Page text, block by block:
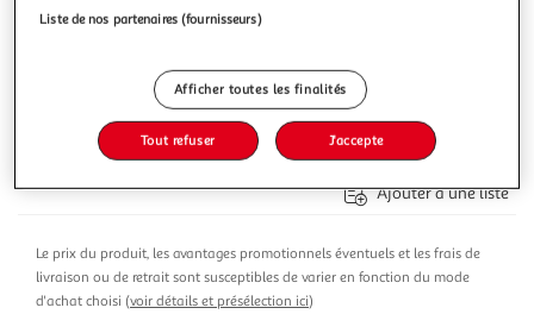
A partir de 2,00€
Plus d'options
Multishop
16,32€
Ajouter au panier
Ajouter à une liste
Le prix du produit, les avantages promotionnels éventuels et les frais de
livraison ou de retrait sont susceptibles de varier en fonction du mode
d'achat choisi (voir détails et présélection ici)
Liste de nos partenaires (fournisseurs)
Afficher toutes les finalités
Tout refuser J'accepte